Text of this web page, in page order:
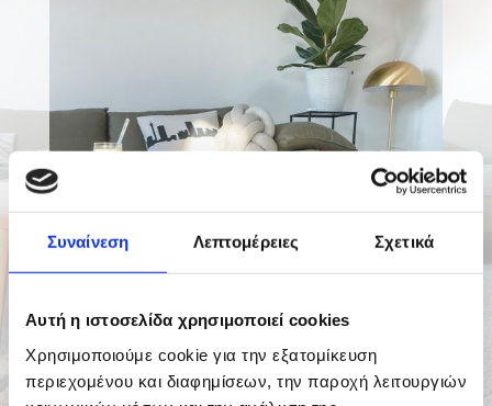
Συναίνεση Λεπτομέρειες Σχετικά
Αυτή η ιστοσελίδα χρησιμοποιεί cookies
Χρησιμοποιούμε cookie για την εξατομίκευση
περιεχομένου και διαφημίσεων, την παροχή λειτουργιών